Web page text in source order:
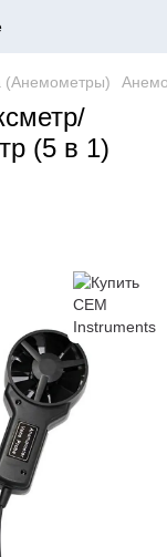
(Анемометры)
(5 в 1)